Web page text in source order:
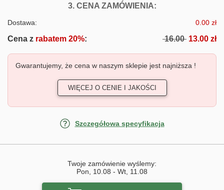
3. CENA ZAMÓWIENIA:FOTOTAPETY
Dostawa: 0.00 zł
Cena z rabatem 20%: 16.00 13.00 zł
Gwarantujemy, że cena w naszym sklepie jest najniższa !
WIĘCEJ O CENIE I JAKOŚCI
Szczegółowa specyfikacja
Twoje zamówienie wyślemy:
Pon, 10.08 - Wt, 11.08